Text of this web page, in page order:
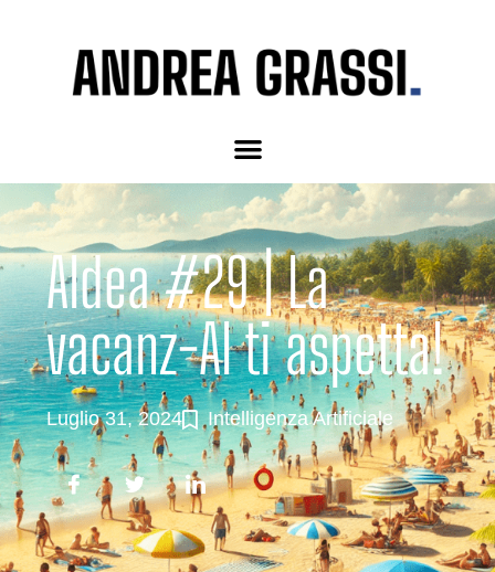
AIdea #29 | La
vacanz-AI ti aspetta!
Luglio 31, 2024 Intelligenza Artificiale